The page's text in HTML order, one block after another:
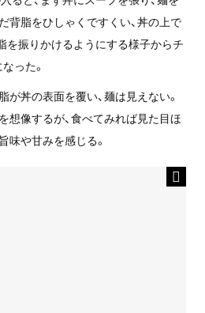
背脂をひしゃくですくい、丼の上で
を振りかけるようにする様子からチ
った。
が丼の表面を覆い、麺は見えない。
想像するが、食べてみれば見た目ほ
味や甘みを感じる。